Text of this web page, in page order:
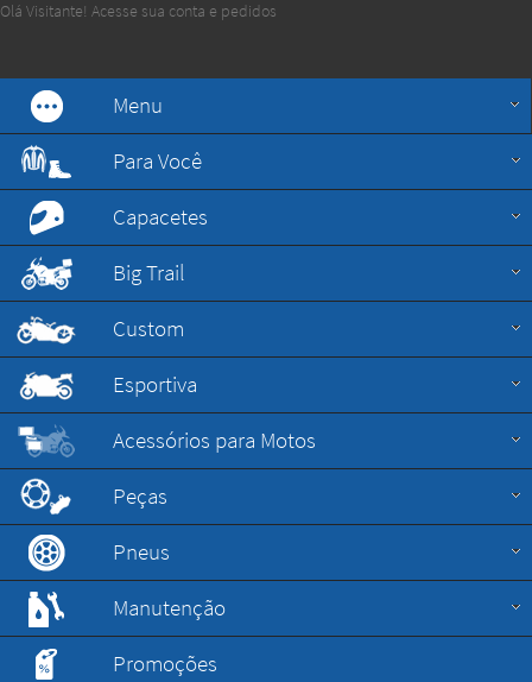
Olá Visitante! Acesse sua conta e pedidos
Menu
Para Você
Capacetes
Big Trail
Custom
Esportiva
Acessórios para Motos
Peças
Pneus
Manutenção
Promoções